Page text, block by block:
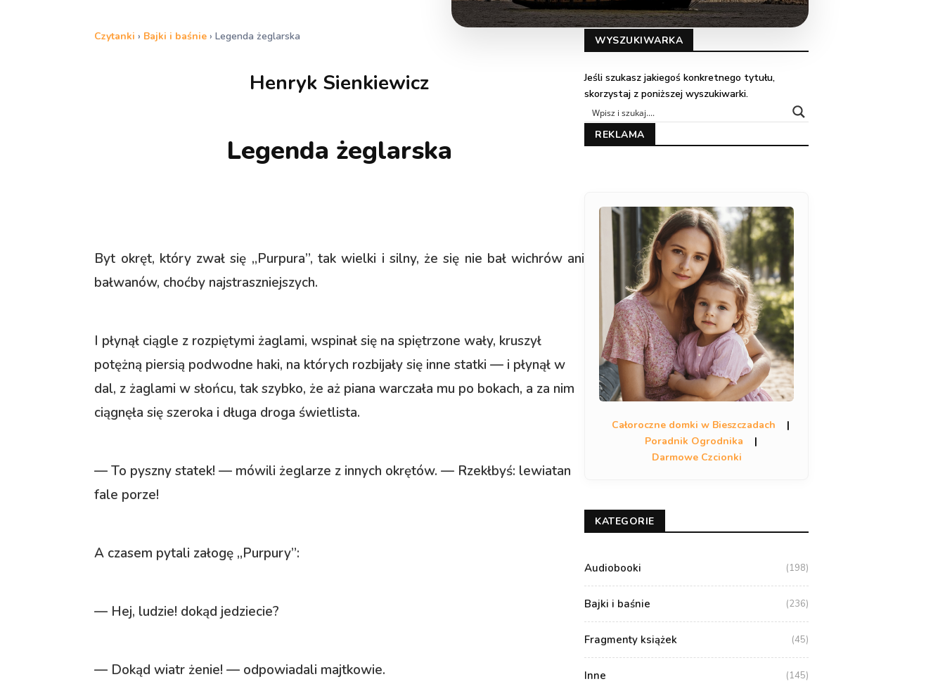
Czytanki › Bajki i baśnie ›Legenda żeglarska
Henryk Sienkiewicz
Legenda żeglarska
Byt okręt, który zwał się „Purpura”, tak wielki i silny, że się nie bał wichrów ani
bałwanów, choćby najstraszniejszych.
I płynął ciągle z rozpiętymi żaglami, wspinał się na spiętrzone wały, kruszył
potężną piersią podwodne haki, na których rozbijały się inne statki — i płynął w
dal, z żaglami w słońcu, tak szybko, że aż piana warczała mu po bokach, a za nim
ciągnęła się szeroka i długa droga świetlista.
— To pyszny statek! — mówili żeglarze z innych okrętów. — Rzekłbyś: lewiatan
fale porze!
A czasem pytali załogę „Purpury”:
— Hej, ludzie! dokąd jedziecie?
— Dokąd wiatr żenie! — odpowiadali majtkowie.
WYSZUKIWARKA
Jeśli szukasz jakiegoś konkretnego tytułu,
skorzystaj z poniższej wyszukiwarki.
REKLAMA
Całoroczne domki w Bieszczadach
|
Poradnik Ogrodnika
|
Darmowe Czcionki
KATEGORIE
Audiobooki (198)
Bajki i baśnie (236)
Fragmenty książek (45)
Inne (145)